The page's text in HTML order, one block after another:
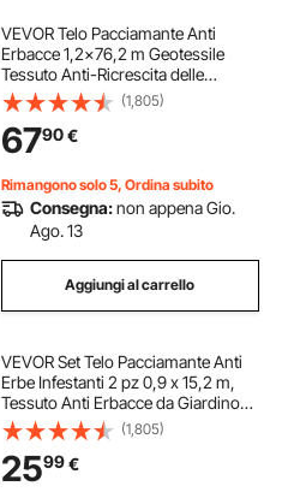
VEVOR Telo Pacciamante Anti
Erbacce 1,2x76,2 m Geotessile
Tessuto Anti-Ricrescita delle
Erbacce Sotto Ghiaia 170 g/m², Telo
PP Permeabile Resistente agli
Strappi per Paesaggistica,
Copertura Terreno
(1,805)
6790€
Rimangono solo 5, Ordina subito
Consegna:non appena Gio.
Ago. 13
Aggiungi al carrello
VEVOR Set Telo Pacciamante Anti
Erbe Infestanti 2 pz 0,9 x 15,2 m,
Tessuto Anti Erbacce da Giardino
90 g/m² in Polipropilene, Barriera
Telo Pacciamante per Prato Serra
Tessuto Anti Erbacce 2 pz
(1,805)
2599€